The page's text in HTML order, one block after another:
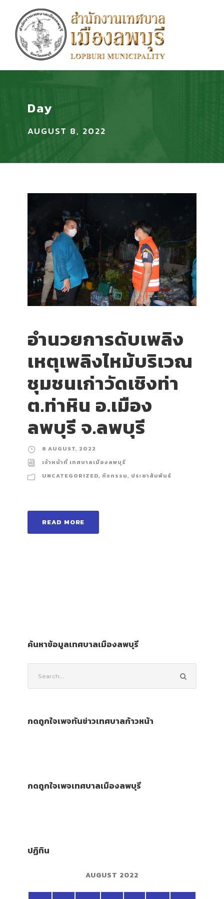
Day
AUGUST 8, 2022
อำนวยการดับเพลิง
เหตุเพลิงไหม้บริเวณ
ชุมชนเก่าวัดเชิงท่า
ต.ท่าหิน อ.เมือง
ลพบุรี จ.ลพบุรี
8 AUGUST, 2022
เจ้าหน้าที่ เทศบาลเมืองลพบุรี
UNCATEGORIZED, กิจกรรม, ประชาสัมพันธ์
READ MORE
ค้นหาข้อมูลเทศบาลเมืองลพบุรี
กดถูกใจเพจทันข่าวเทศบาลก้าวหน้า
กดถูกใจเพจเทศบาลเมืองลพบุรี
ปฏิทิน
AUGUST 2022